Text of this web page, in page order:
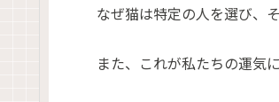
なぜ猫は特定の人を選び、
また、これが私たちの運気